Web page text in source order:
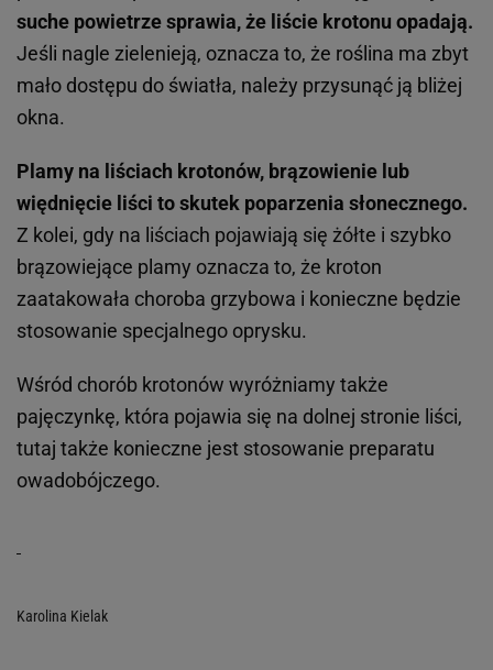
suche powietrze sprawia, że liście krotonu opadają.
Jeśli nagle zielenieją, oznacza to, że roślina ma zbyt
mało dostępu do światła, należy przysunąć ją bliżej
okna.
Plamy na liściach krotonów, brązowienie lub
więdnięcie liści to skutek poparzenia słonecznego.
Z kolei, gdy na liściach pojawiają się żółte i szybko
brązowiejące plamy oznacza to, że kroton
zaatakowała choroba grzybowa i konieczne będzie
stosowanie specjalnego oprysku.
Wśród chorób krotonów wyróżniamy także
pajęczynkę, która pojawia się na dolnej stronie liści,
tutaj także konieczne jest stosowanie preparatu
owadobójczego.
Karolina Kielak